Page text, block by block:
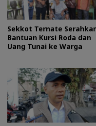
Sekkot Ternate
Bantuan Kursi Roda dan
Uang Tunai ke Warga